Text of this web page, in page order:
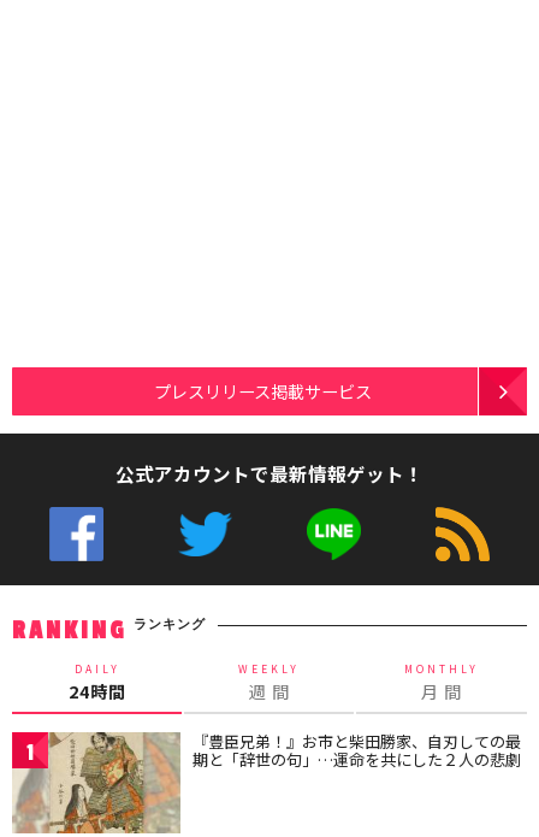
プレスリリース掲載サービス
公式アカウントで最新情報ゲット！
RANKING ランキング
DAILY
24時間
WEEKLY
週 間
MONTHLY
月 間
1 『豊臣兄弟！』お市と柴田勝家、自刃しての最
期と「辞世の句」…運命を共にした２人の悲劇